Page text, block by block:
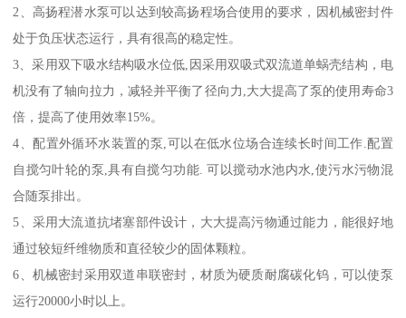
2、高扬程潜水泵可以达到较高扬程场合使用的要求，因机械密封件
处于负压状态运行，具有很高的稳定性。
3、采用双下吸水结构吸水位低,因采用双吸式双流道单蜗壳结构，电
机没有了轴向拉力，减轻并平衡了径向力,大大提高了泵的使用寿命3
倍，提高了使用效率15%。
4、配置外循环水装置的泵,可以在低水位场合连续长时间工作.配置
自搅匀叶轮的泵,具有自搅匀功能. 可以搅动水池内水,使污水污物混
合随泵排出。
5、采用大流道抗堵塞部件设计，大大提高污物通过能力，能很好地
通过较短纤维物质和直径较少的固体颗粒。
6、机械密封采用双道串联密封，材质为硬质耐腐碳化钨，可以使泵
运行20000小时以上。